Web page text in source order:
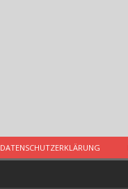
DATENSCHUTZERKLÄRUNG